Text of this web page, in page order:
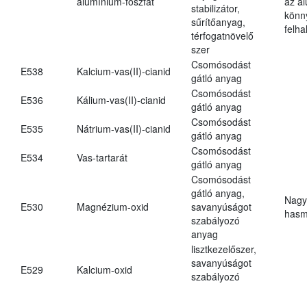
stabilizátor,
sűrítőanyag,
térfogatnövelő
szer
E538 Kalcium-vas(II)-cianid
Csomósodást
gátló anyag
E536
Kálium-vas(II)-cianid
Csomósodást
gátló anyag
E535
Nátrium-vas(II)-cianid
Csomósodást
gátló anyag
E534
Vas-tartarát
Csomósodást
gátló anyag
E530 Magnézium-oxid
Csomósodást
gátló anyag,
savanyúságot
szabályozó
anyag
E529 Kalcium-oxid
lisztkezelőszer,
savanyúságot
szabályozó